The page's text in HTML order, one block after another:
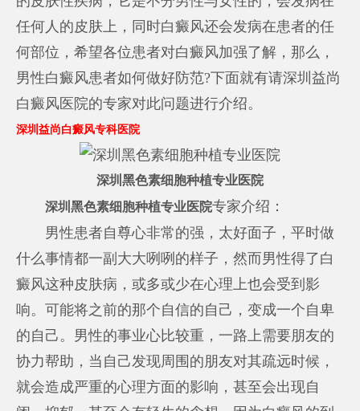
任何人的皮肤上，同时白癜风还会发病在患者的任
何部位，希望各位患者对白癜风加强了解，那么，
男性白癜风患者如何做好防范?下面就有请深圳益尚
白癜风医院的专家对此问题进行介绍。
深圳益尚白癜风专科医院
深圳黑色素细胞种植专业医院
深圳黑色素细胞种植专业医院专家介绍：
男性患者自尊心非常的强，太好面子，平时做
什么事情都一副大大咧咧的样子，然而男性得了白
癜风这种皮肤病，或多或少在心理上也会受到影
响。可能将之前的那个自信的自己，变成一个自卑
的自己。男性的事业心比较重，一路上需要朋友的
协力帮助，当自己发现周围的朋友对其疏远时候，
就会造成严重的心理方面的影响，甚至会出现自